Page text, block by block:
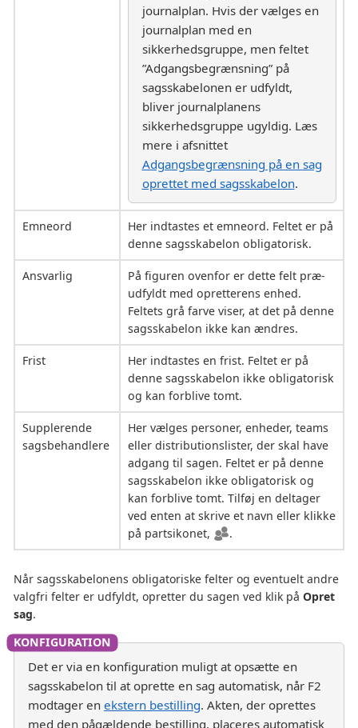
journalplan. Hvis der vælges en
journalplan med en
sikkerhedsgruppe, men feltet
”Adgangsbegrænsning” på
sagsskabelonen er udfyldt,
bliver journalplanens
sikkerhedsgruppe ugyldig. Læs
mere i afsnittet
Adgangsbegrænsning på en sag
oprettet med sagsskabelon.
Emneord
Her indtastes et emneord. Feltet er på
denne sagsskabelon obligatorisk.
Ansvarlig
På figuren ovenfor er dette felt præ-
udfyldt med opretterens enhed.
Feltets grå farve viser, at det på denne
sagsskabelon ikke kan ændres.
Frist
Her indtastes en frist. Feltet er på
denne sagsskabelon ikke obligatorisk
og kan forblive tomt.
Supplerende
sagsbehandlere
Her vælges personer, enheder, teams
eller distributionslister, der skal have
adgang til sagen. Feltet er på denne
sagsskabelon ikke obligatorisk og
kan forblive tomt. Tilføj en deltager
ved enten at skrive et navn eller klikke
på partsikonet,
.
Når sagsskabelonens obligatoriske felter og eventuelt andre
valgfri felter er udfyldt, opretter du sagen ved klik på Opret
sag.
Det er via en konfiguration muligt at opsætte en
sagsskabelon til at oprette en sag automatisk, når F2
modtager en ekstern bestilling. Akten, der oprettes
med den pågældende bestilling, placeres automatisk